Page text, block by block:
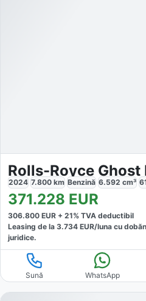
2024 7.800 km Benzină 6.592 cm³
371.228 EUR
306.800 EUR + 21% TVA deductibil
Leasing de la 3.734 EUR/luna cu
juridice.
Sună WhatsApp